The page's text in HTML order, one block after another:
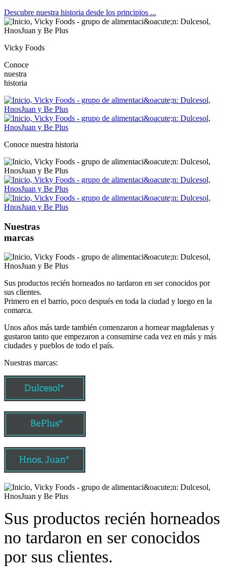
Descubre nuestra historia desde los principios ...
Vicky Foods
Conoce
nuestra
historia
Conoce nuestra historia
Nuestras
marcas
Sus productos recién horneados no tardaron en ser conocidos por
sus clientes.
Primero en el barrio, poco después en toda la ciudad y luego en la
comarca.
Unos años más tarde también comenzaron a hornear magdalenas y
gustaron tanto que empezaron a consumirse cada vez en más y más
ciudades y pueblos de todo el país.
Nuestras marcas:
Sus productos recién horneados
no tardaron en ser conocidos
por sus clientes.​